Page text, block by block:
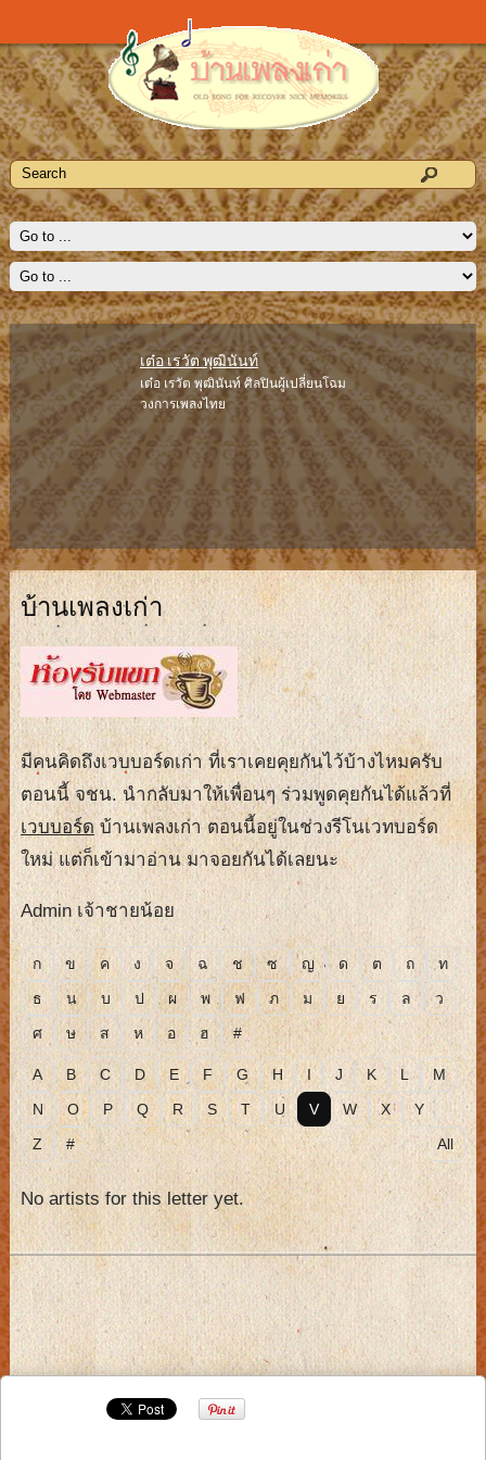
เต๋อ เรวัต พุฒินันท์
เต๋อ เรวัต พุฒินันท์ ศิลปินผู้เปลี่ยนโฉม
วงการเพลงไทย
บ้านเพลงเก่า
มีคนคิดถึงเวบบอร์ดเก่า ที่เราเคยคุยกันไว้บ้างไหมครับ
ตอนนี้ จชน. นำกลับมาให้เพื่อนๆ ร่วมพูดคุยกันได้แล้วที่
เวบบอร์ดบ้านเพลงเก่า ตอนนี้อยู่ในช่วงรีโนเวทบอร์ด
ใหม่ แต่ก็เข้ามาอ่าน มาจอยกันได้เลยนะ
Admin เจ้าชายน้อย
ก ข ค ง จ ฉ ช ซ ญ ด ต ถ
ท
ธ
น บ ป ผ พ ฟ ภ ม ย ร ล
ว
ศ
ษ ส ห อ ฮ #
A B C D E F G H I J K L
M
N
O P Q R S T U V W X
Y
Z
# All
No artists for this letter yet.